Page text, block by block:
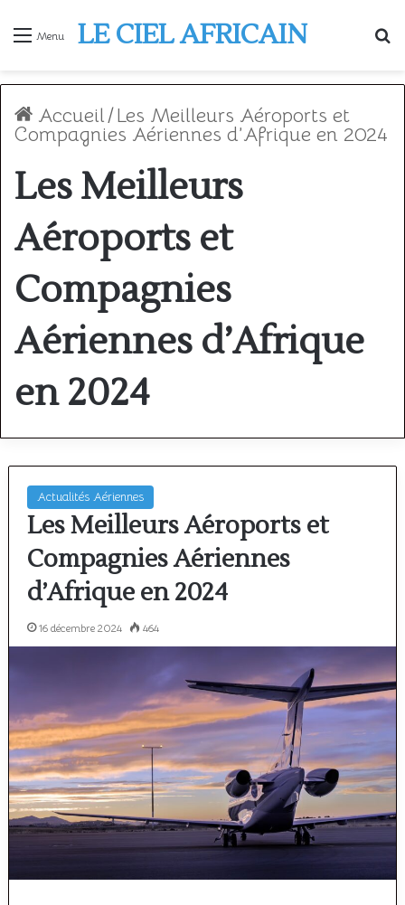
Menu LE CIEL AFRICAIN
Accueil/Les Meilleurs Aéroports et
Compagnies Aériennes d’Afrique en 2024
Les Meilleurs
Aéroports et
Compagnies
Aériennes d’Afrique
en 2024
Actualités Aériennes
Les Meilleurs Aéroports et
Compagnies Aériennes
d’Afrique en 2024
16 décembre 2024 464